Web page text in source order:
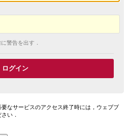
警告を出す．
なサービスのアクセス終了時には，ウェブブ
い．